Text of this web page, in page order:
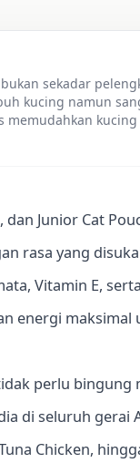
sekadar
kucing namun
Junior Cat
rasa yang
Vitamin E,
energi
perlu bingung
di seluruh gerai
Chicken,